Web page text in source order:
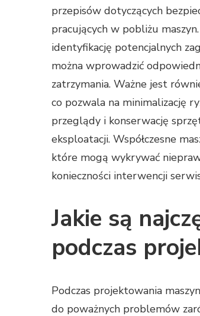
przepisów dotyczących
pracujących w pobliżu
identyfikację potencjalnych
można wprowadzić
zatrzymania. Ważne jest
co pozwala na minimalizację
przeglądy i konserwację
eksploatacji. Współczesne
które mogą wykrywać
konieczności interwencji
Jakie są
podczas
Podczas projektowania
do poważnych problemów